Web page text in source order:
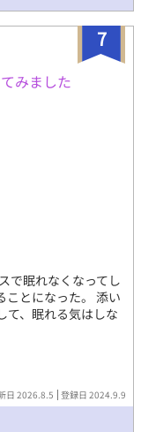
7
みました
で眠れなくなってし
ことになった。 添い
て、眠れる気はしな
日 2026.8.5 登録日 2024.9.9